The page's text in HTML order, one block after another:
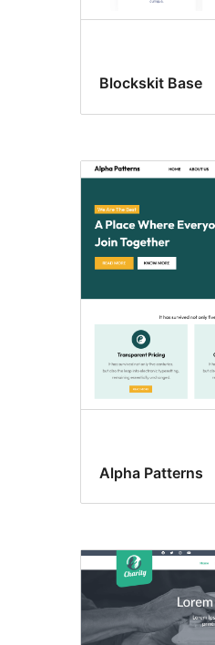
Blockskit Base
Alpha Patterns